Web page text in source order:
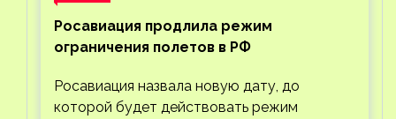
Росавиация продлила режим
ограничения полетов в РФ
Росавиация назвала новую дату, до
которой будет действовать режим